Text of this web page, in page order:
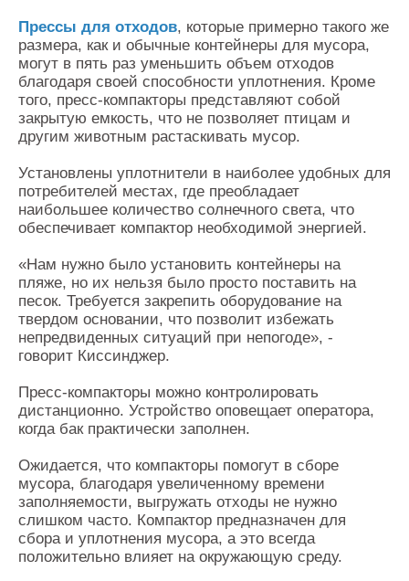
Прессы для отходов, которые примерно такого же
размера, как и обычные контейнеры для мусора,
могут в пять раз уменьшить объем отходов
благодаря своей способности уплотнения. Кроме
того, пресс-компакторы представляют собой
закрытую емкость, что не позволяет птицам и
другим животным растаскивать мусор.
Установлены уплотнители в наиболее удобных для
потребителей местах, где преобладает
наибольшее количество солнечного света, что
обеспечивает компактор необходимой энергией.
«Нам нужно было установить контейнеры на
пляже, но их нельзя было просто поставить на
песок. Требуется закрепить оборудование на
твердом основании, что позволит избежать
непредвиденных ситуаций при непогоде», -
говорит Киссинджер.
Пресс-компакторы можно контролировать
дистанционно. Устройство оповещает оператора,
когда бак практически заполнен.
Ожидается, что компакторы помогут в сборе
мусора, благодаря увеличенному времени
заполняемости, выгружать отходы не нужно
слишком часто. Компактор предназначен для
сбора и уплотнения мусора, а это всегда
положительно влияет на окружающую среду.